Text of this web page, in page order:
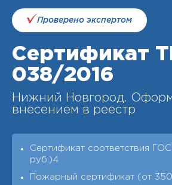
Проверено экспертом
Сертификат
038/2016
Нижний Новгород.
внесением в реестр
Сертификат соответствия
руб.)4
Пожарный сертификат (от